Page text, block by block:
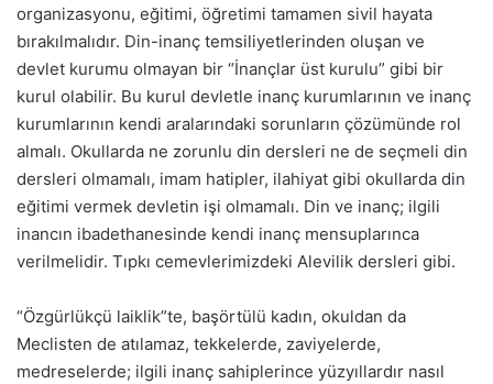
organizasyonu, eğitimi, öğretimi tamamen sivil hayata
bırakılmalıdır. Din-inanç temsiliyetlerinden oluşan ve
devlet kurumu olmayan bir “İnançlar üst kurulu” gibi bir
kurul olabilir. Bu kurul devletle inanç kurumlarının ve inanç
kurumlarının kendi aralarındaki sorunların çözümünde rol
almalı. Okullarda ne zorunlu din dersleri ne de seçmeli din
dersleri olmamalı, imam hatipler, ilahiyat gibi okullarda din
eğitimi vermek devletin işi olmamalı. Din ve inanç; ilgili
inancın ibadethanesinde kendi inanç mensuplarınca
verilmelidir. Tıpkı cemevlerimizdeki Alevilik dersleri gibi.
“Özgürlükçü laiklik”te, başörtülü kadın, okuldan da
Meclisten de atılamaz, tekkelerde, zaviyelerde,
medreselerde; ilgili inanç sahiplerince yüzyıllardır nasıl